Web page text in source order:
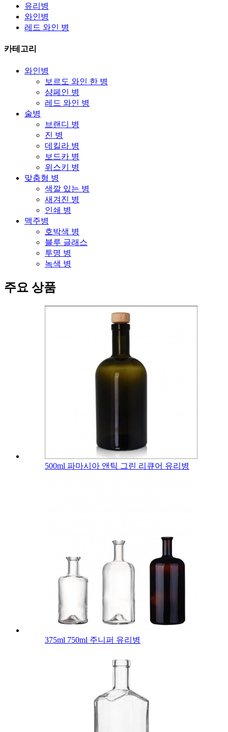
유리병
와인병
레드 와인 병
카테고리
와인병
보르도 와인 한 병
샴페인 병
레드 와인 병
술병
브랜디 병
진 병
데킬라 병
보드카 병
위스키 병
맞춤형 병
색깔 있는 병
새겨진 병
인쇄 병
맥주병
호박색 병
블루 글래스
투명 병
녹색 병
주요 상품
500ml 파마시아 앤틱 그린 리큐어 유리병
375ml 750ml 주니퍼 유리병